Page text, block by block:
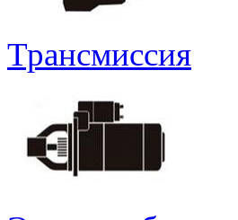
Трансмиссия